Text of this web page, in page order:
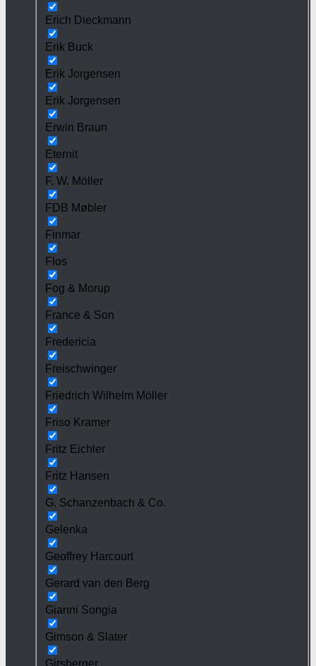
Erich Dieckmann
Erik Buck
Erik Jorgensen
Erik Jorgensen
Erwin Braun
Eternit
F. W. Möller
FDB Møbler
Finmar
Flos
Fog & Morup
France & Son
Fredericia
Freischwinger
Friedrich Wilhelm Möller
Friso Kramer
Fritz Eichler
Fritz Hansen
G. Schanzenbach & Co.
Gelenka
Geoffrey Harcourt
Gerard van den Berg
Gianni Songia
Gimson & Slater
Girsberger